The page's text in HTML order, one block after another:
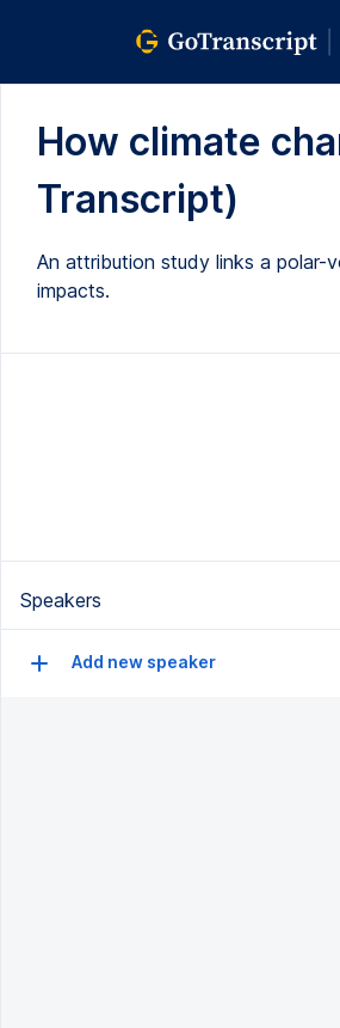
How climate
Transcript)
An attribution study links a polar-
impacts.
Speakers
Add new speaker